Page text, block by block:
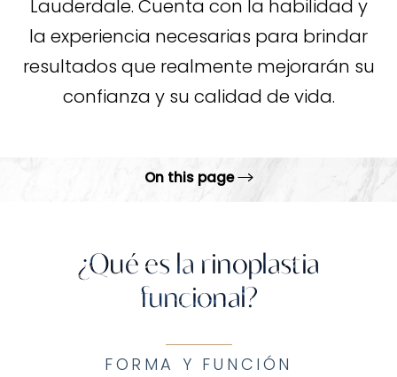
Lauderdale. Cuenta con la habilidad y
la experiencia necesarias para brindar
resultados que realmente mejorarán su
confianza y su calidad de vida.
On this page
Beneficios
Procedimiento
FAQs
¿Qué es la rinoplastia
funcional?
FORMA Y FUNCIÓN